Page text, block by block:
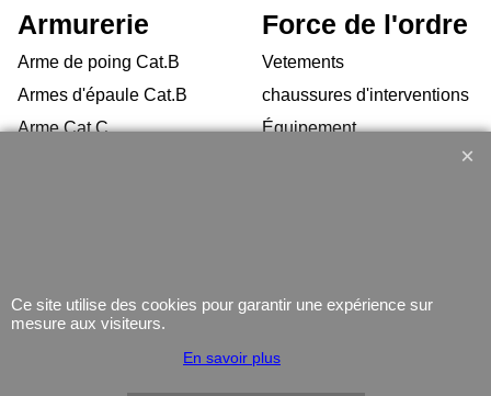
Armurerie
Arme de poing Cat.B
Armes d'épaule Cat.B
Arme Cat.C
Force de l'ordre
Vetements
chaussures d'interventions
Équipement
GPS
Ce site utilise des cookies pour garantir une expérience sur
mesure aux visiteurs.
En savoir plus